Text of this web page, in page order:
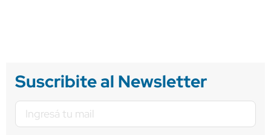
Suscribite al Newsletter